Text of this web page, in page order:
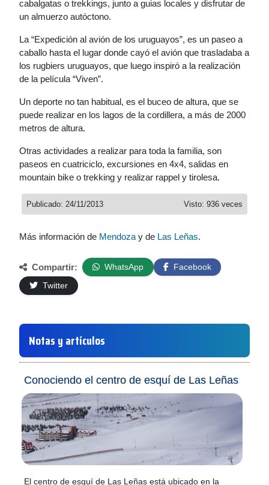
cabalgatas o trekkings, junto a guias locales y disfrutar de
un almuerzo autóctono.
La “Expedición al avión de los uruguayos”, es un paseo a
caballo hasta el lugar donde cayó el avión que trasladaba a
los rugbiers uruguayos, que luego inspiró a la realización
de la película “Viven”.
Un deporte no tan habitual, es el buceo de altura, que se
puede realizar en los lagos de la cordillera, a más de 2000
metros de altura.
Otras actividades a realizar para toda la familia, son
paseos en cuatriciclo, excursiones en 4x4, salidas en
mountain bike o trekking y realizar rappel y tirolesa.
Visto: 936 veces
Publicado: 24/11/2013
Más información de Mendoza y de Las Leñas.
Compartir: WhatsApp
Facebook
Twitter
Notas y artículos
Conociendo el centro de esquí de Las Leñas
El centro de esquí de Las Leñas está ubicado en la